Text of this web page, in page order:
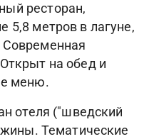
ресторан,
5,8 метров в лагуне,
на обед и
меню.
отеля ("шведский
Тематические